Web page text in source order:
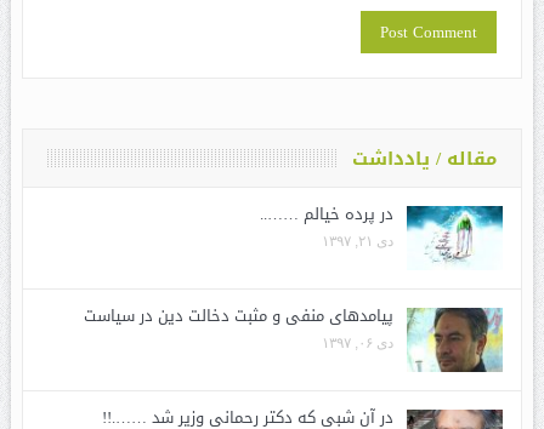
مقاله / یادداشت
در پرده خیالم ……..
دی ۲۱, ۱۳۹۷
پیامدهای منفی و مثبت دخالت دین در سیاست
دی ۰۶, ۱۳۹۷
در آن شبی که دکتر رحمانی وزیر شد …….!!